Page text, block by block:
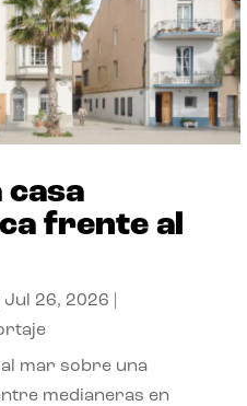
casa
frente al
Jul 26, 2026
mar sobre una
medianeras en